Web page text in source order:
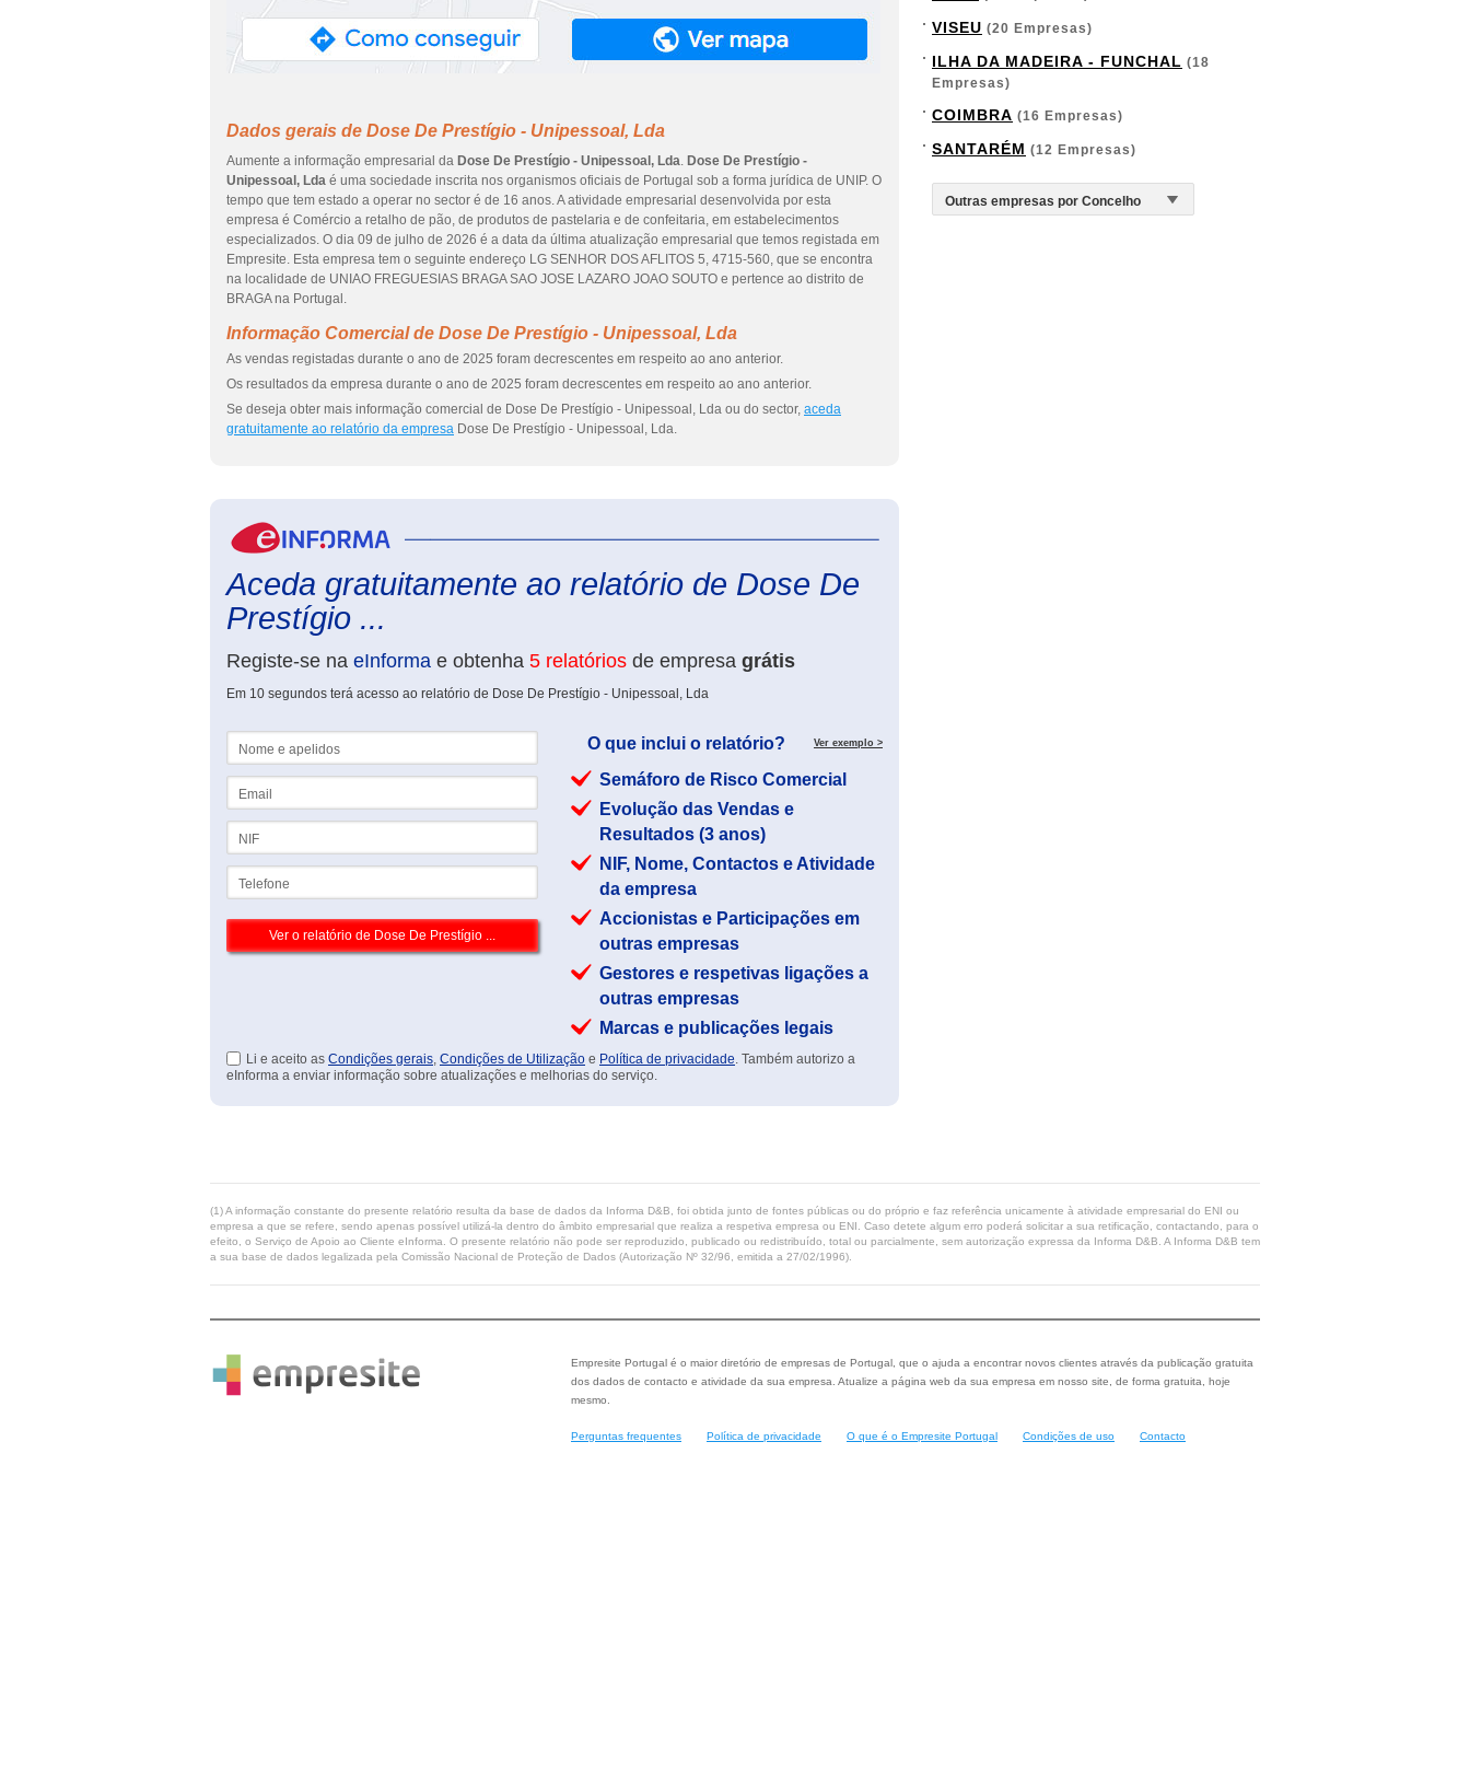
Dados gerais de Dose De Prestígio - Unipessoal, Lda
Aumente a informação empresarial da Dose De Prestígio - Unipessoal, Lda. Dose De Prestígio -
Unipessoal, Lda é uma sociedade inscrita nos organismos oficiais de Portugal sob a forma jurídica de UNIP. O
tempo que tem estado a operar no sector é de 16 anos. A atividade empresarial desenvolvida por esta
empresa é Comércio a retalho de pão, de produtos de pastelaria e de confeitaria, em estabelecimentos
especializados. O dia 09 de julho de 2026 é a data da última atualização empresarial que temos registada em
Empresite. Esta empresa tem o seguinte endereço LG SENHOR DOS AFLITOS 5, 4715-560, que se encontra
na localidade de UNIAO FREGUESIAS BRAGA SAO JOSE LAZARO JOAO SOUTO e pertence ao distrito de
BRAGA na Portugal.
Informação Comercial de Dose De Prestígio - Unipessoal, Lda
As vendas registadas durante o ano de 2025 foram decrescentes em respeito ao ano anterior.
Os resultados da empresa durante o ano de 2025 foram decrescentes em respeito ao ano anterior.
Se deseja obter mais informação comercial de Dose De Prestígio - Unipessoal, Lda ou do sector, aceda
gratuitamente ao relatório da empresa Dose De Prestígio - Unipessoal, Lda.
Aceda gratuitamente ao relatório de Dose De
Prestígio ...
Registe-se na eInforma e obtenha 5 relatórios de empresa grátis
Em 10 segundos terá acesso ao relatório de Dose De Prestígio - Unipessoal, Lda
O que inclui o relatório? Ver exemplo >
Semáforo de Risco Comercial
Evolução das Vendas e
Resultados (3 anos)
NIF, Nome, Contactos e Atividade
da empresa
Accionistas e Participações em
outras empresas
Gestores e respetivas ligações a
outras empresas
Marcas e publicações legais
Li e aceito as Condições gerais, Condições de Utilização e Política de privacidade. Também autorizo a
eInforma a enviar informação sobre atualizações e melhorias do serviço.
VISEU (20 Empresas)
ILHA DA MADEIRA - FUNCHAL (18
Empresas)
COIMBRA (16 Empresas)
SANTARÉM (12 Empresas)
(1) A informação constante do presente relatório resulta da base de dados da Informa D&B, foi obtida junto de fontes públicas ou do próprio e faz referência unicamente à atividade empresarial do ENI ou
empresa a que se refere, sendo apenas possível utilizá-la dentro do âmbito empresarial que realiza a respetiva empresa ou ENI. Caso detete algum erro poderá solicitar a sua retificação, contactando, para o
efeito, o Serviço de Apoio ao Cliente eInforma. O presente relatório não pode ser reproduzido, publicado ou redistribuído, total ou parcialmente, sem autorização expressa da Informa D&B. A Informa D&B tem
a sua base de dados legalizada pela Comissão Nacional de Proteção de Dados (Autorização Nº 32/96, emitida a 27/02/1996).
Empresite Portugal é o maior diretório de empresas de Portugal, que o ajuda a encontrar novos clientes através da publicação gratuita
dos dados de contacto e atividade da sua empresa. Atualize a página web da sua empresa em nosso site, de forma gratuita, hoje
mesmo.
Perguntas frequentes Política de privacidade O que é o Empresite Portugal Condições de uso Contacto